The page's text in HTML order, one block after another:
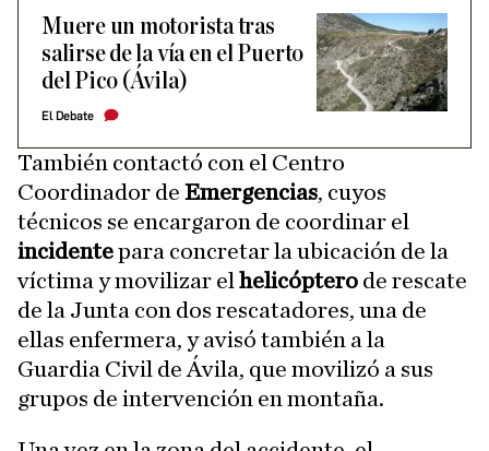
Muere un motorista tras
salirse de la vía en el Puerto
del Pico (Ávila)
El Debate
También contactó con el Centro
Coordinador de Emergencias, cuyos
técnicos se encargaron de coordinar el
incidentepara concretar la ubicación de la
víctima y movilizar el helicóptero de rescate
de la Junta con dos rescatadores, una de
ellas enfermera, y avisó también a la
Guardia Civil de Ávila, que movilizó a sus
grupos de intervención en montaña.